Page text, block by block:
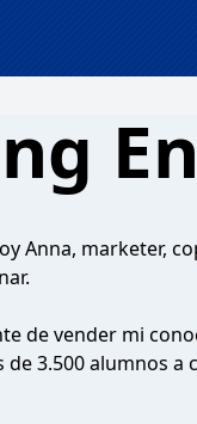
Anna, marketer,
de vender mi
3.500 alumnos